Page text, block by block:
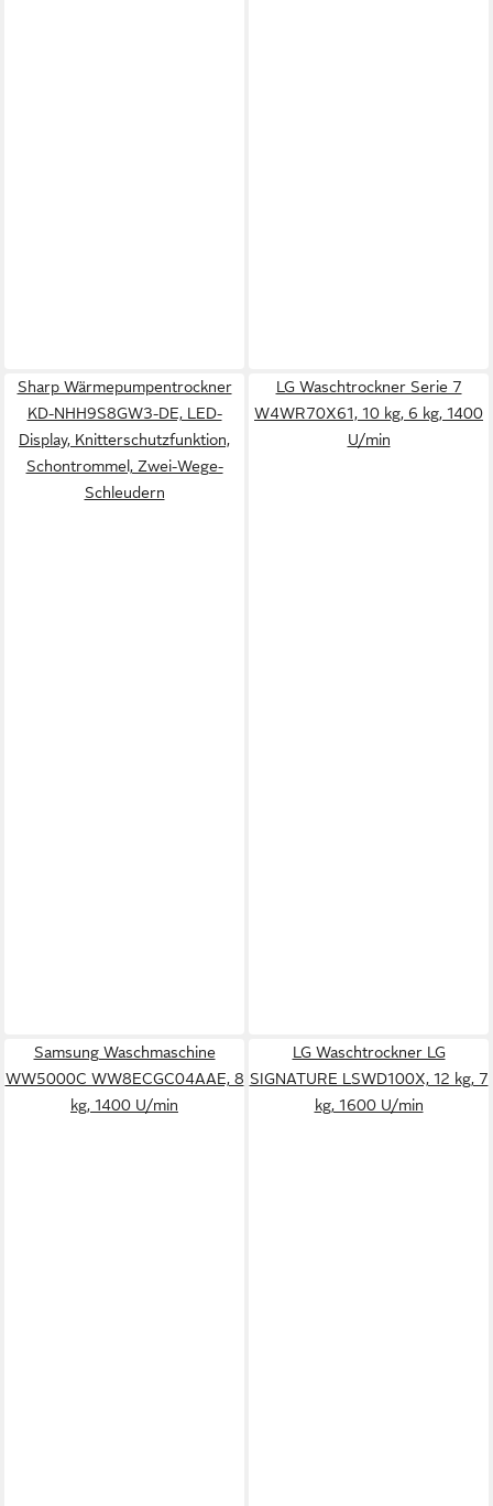
Sharp Wärmepumpentrockner
KD-NHH9S8GW3-DE, LED-
Display, Knitterschutzfunktion,
Schontrommel, Zwei-Wege-
Schleudern
LG Waschtrockner Serie 7
W4WR70X61, 10 kg, 6 kg, 1400
U/min
Samsung Waschmaschine
WW5000C WW8ECGC04AAE, 8
kg, 1400 U/min
LG Waschtrockner LG
SIGNATURE LSWD100X, 12 kg, 7
kg, 1600 U/min